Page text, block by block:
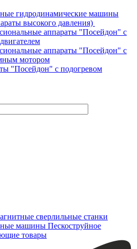
гидродинамические машины
высокого давления)
аппараты "Посейдон" с
аппараты "Посейдон" с
мотором
"Посейдон" с подогревом
сверлильные станки
машины Пескоструйное
товары